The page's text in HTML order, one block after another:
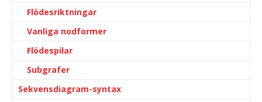
Flödesriktningar
Vanliga nodformer
Flödespilar
Subgrafer
Sekvensdiagram-syntax